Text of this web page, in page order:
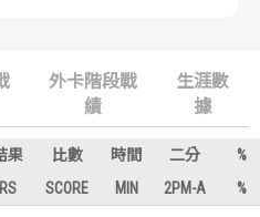
外卡階段戰
績
生涯數
據
果 比數 時間 二分
%
RS SCORE MIN 2PM-A %